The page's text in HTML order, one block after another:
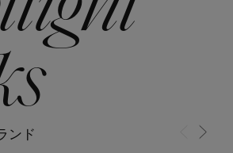
い夏素材
POP-UP
な透け感
ツズ
ンド